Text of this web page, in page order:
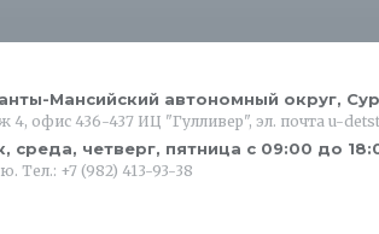
Мансийский автономный округ,
4, офис 436-437 ИЦ "Гулливер", эл. почта u-
среда, четверг, пятница с 09:00 до
Тел.: +7 (982) 413-93-38